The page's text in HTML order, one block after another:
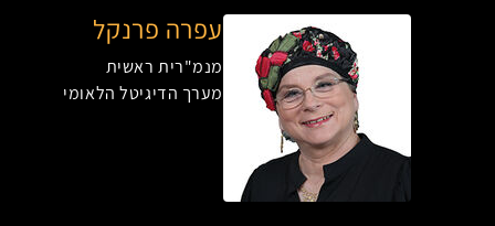
עפרה פרנקל
מנמ"רית ראשית
מערך הדיגיטל הלאומי